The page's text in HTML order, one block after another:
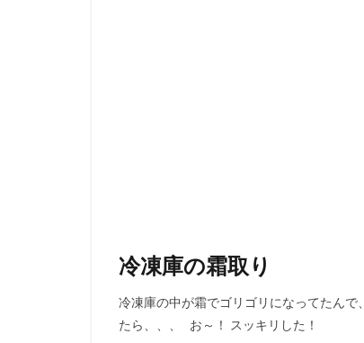
冷凍庫の霜取り
冷凍庫の中が霜でゴリゴリになってたん
たら、、、 お～！ スッキリした！